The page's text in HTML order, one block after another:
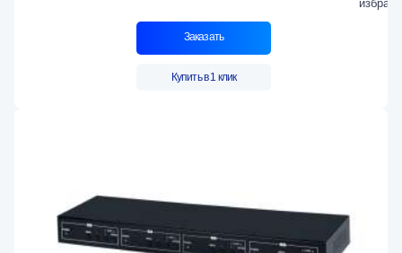
Заказать
Купить в 1 клик